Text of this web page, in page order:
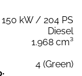
150 kW / 204 PS
Diesel
1.968 cm³
4 (Green)